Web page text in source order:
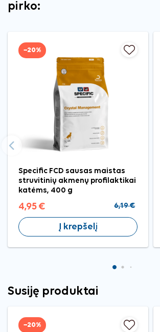
pirko:
−20%
Specific FCD sausas maistas
struvitinių akmenų profilaktikai
katėms, 400 g
4,95 € 6,19 €
Į krepšelį
Ankstesnis
Susiję produktai
−20%